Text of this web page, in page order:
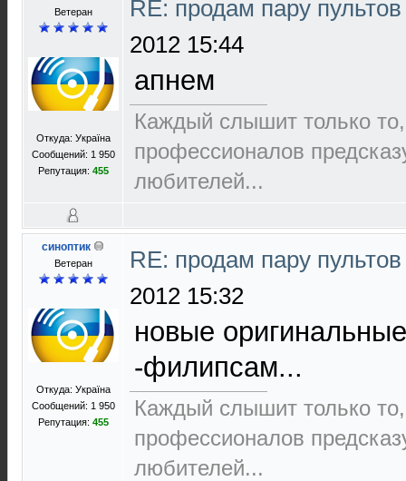
Ветеран
Откуда: Україна
Сообщений: 1 950
Репутация: 455
RE: продам пару
2012 15:44
апнем
Каждый слышит только
пpофеccионалов
любителей...
синоптик
Ветеран
Откуда: Україна
Сообщений: 1 950
Репутация: 455
RE: продам пару
2012 15:32
новые
-филипсам...
Каждый слышит только
пpофеccионалов
любителей...